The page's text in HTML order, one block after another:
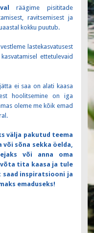
räägime pisititade
ravitsemisest ja
kokku puutub.
vestleme lastekasvatusest
ettetulevaid
ei saa on alati kaasa
hoolitsemine on iga
oleme me kõik emad
välja pakutud teema
sõna sekka öelda,
või anna oma
tita kaasa ja tule
saad inspiratsiooni ja
emaduseks!